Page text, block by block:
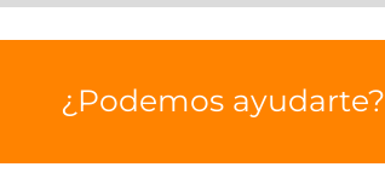
¿Podemos ayudarte?